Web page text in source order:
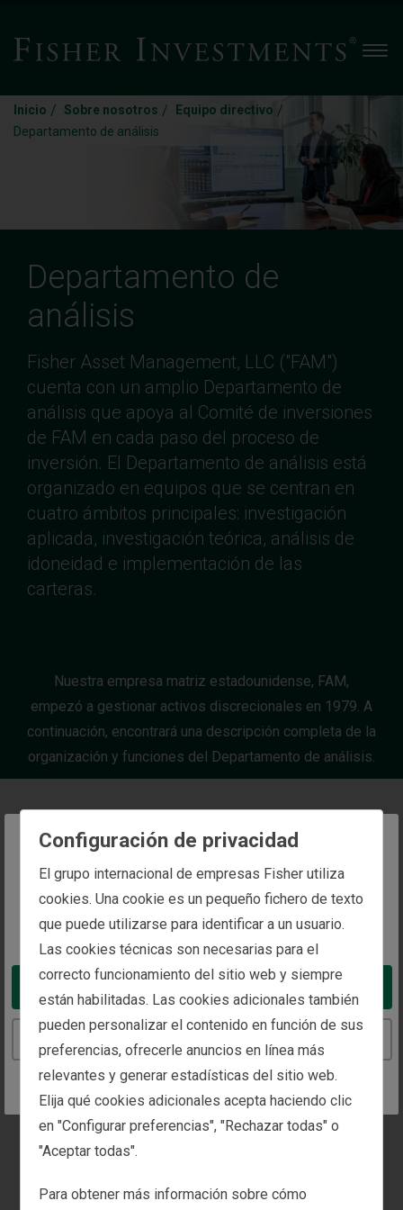
The website you are trying to reach is
intended for investors in Spain
You appear to be in the United States
Take me to the United States website
Continue to the Spain website
Inicio / Sobre nosotros / Equipo directivo /
Departamento de análisis
Departamento de
análisis
Fisher Asset Management, LLC ("FAM")
cuenta con un amplio Departamento de
análisis que apoya al Comité de inversiones
de FAM en cada paso del proceso de
inversión. El Departamento de análisis está
organizado en equipos que se centran en
cuatro ámbitos principales: investigación
aplicada, investigación teórica, análisis de
idoneidad e implementación de las
carteras.
Nuestra empresa matriz estadounidense, FAM,
empezó a gestionar activos discrecionales en 1979. A
continuación, encontrará una descripción completa de la
organización y funciones del Departamento de análisis.
Composición del
Departamento de análisis
Cada equipo tiene responsabilidades distintas, entre
las que se encuentran el análisis de las tendencias
económicas, la actualización de los análisis sobre los
sectores y las categorías, la evaluación de valores, el
cálculo de la rentabilidad y la implementación de las
decisiones de cartera tomadas por el Comité.
Configuración de privacidad
El grupo internacional de empresas Fisher utiliza
cookies. Una cookie es un pequeño fichero de texto
que puede utilizarse para identificar a un usuario.
Las cookies técnicas son necesarias para el
correcto funcionamiento del sitio web y siempre
están habilitadas. Las cookies adicionales también
pueden personalizar el contenido en función de sus
preferencias, ofrecerle anuncios en línea más
relevantes y generar estadísticas del sitio web.
Elija qué cookies adicionales acepta haciendo clic
en "Configurar preferencias", "Rechazar todas" o
"Aceptar todas".
Para obtener más información sobre cómo